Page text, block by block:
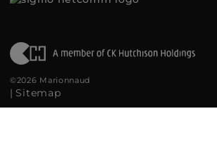
©2026 Marionnaud
| Sitemap